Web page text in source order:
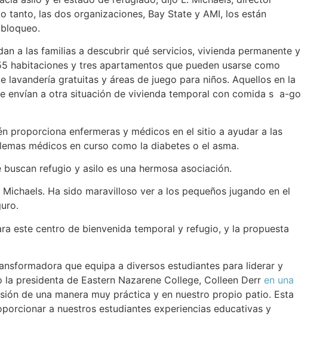
tanto, las dos organizaciones, Bay State y AMI, los están
a las familias a descubrir qué servicios, vivienda permanente y
habitaciones y tres apartamentos que pueden usarse como
gratuitas y áreas de juego para niños. Aquellos en la
envían a otra situación de vivienda temporal con comida s a-go
proporciona enfermeras y médicos en el sitio a ayudar a las
médicos en curso como la diabetes o el asma.
refugio y asilo es una hermosa asociación.
Ha sido maravilloso ver a los pequeños jugando en el
este centro de bienvenida temporal y refugio, y la propuesta
que equipa a diversos estudiantes para liderar y
presidenta de Eastern Nazarene College, Colleen Derr en una
de una manera muy práctica y en nuestro propio patio. Esta
a nuestros estudiantes experiencias educativas y